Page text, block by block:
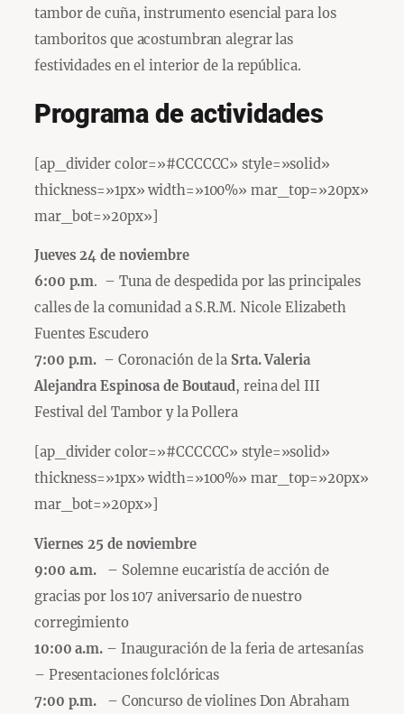
tambor de cuña, instrumento esencial para los
tamboritos que acostumbran alegrar las
festividades en el interior de la república.
Programa de actividades
[ap_divider color=»#CCCCCC» style=»solid»
thickness=»1px» width=»100%» mar_top=»20px»
mar_bot=»20px»]
Jueves 24 de noviembre
6:00 p.m. – Tuna de despedida por las principales
calles de la comunidad a S.R.M. Nicole Elizabeth
Fuentes Escudero
7:00 p.m. – Coronación de la Srta. Valeria
Alejandra Espinosa de Boutaud, reina del III
Festival del Tambor y la Pollera
[ap_divider color=»#CCCCCC» style=»solid»
thickness=»1px» width=»100%» mar_top=»20px»
mar_bot=»20px»]
Viernes 25 de noviembre
9:00 a.m. – Solemne eucaristía de acción de
gracias por los 107 aniversario de nuestro
corregimiento
10:00 a.m. – Inauguración de la feria de artesanías
– Presentaciones folclóricas
7:00 p.m. – Concurso de violines Don Abraham